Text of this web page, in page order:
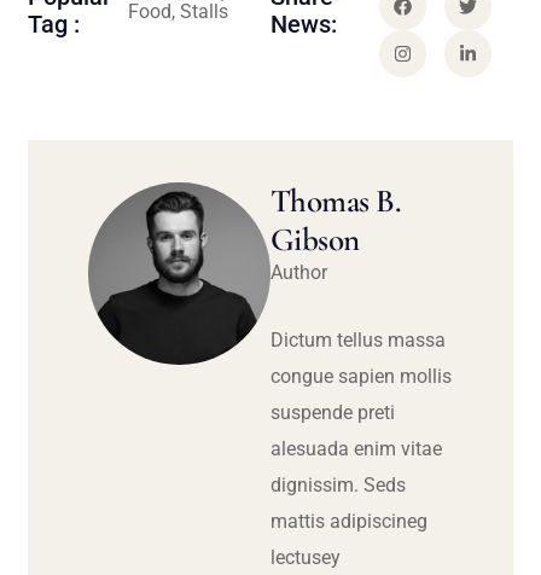
Tag :
Food, Stalls
News:
Thomas B.
Gibson
Author
Dictum tellus massa
congue sapien mollis
suspende preti
alesuada enim vitae
dignissim. Seds
mattis adipiscineg
lectusey